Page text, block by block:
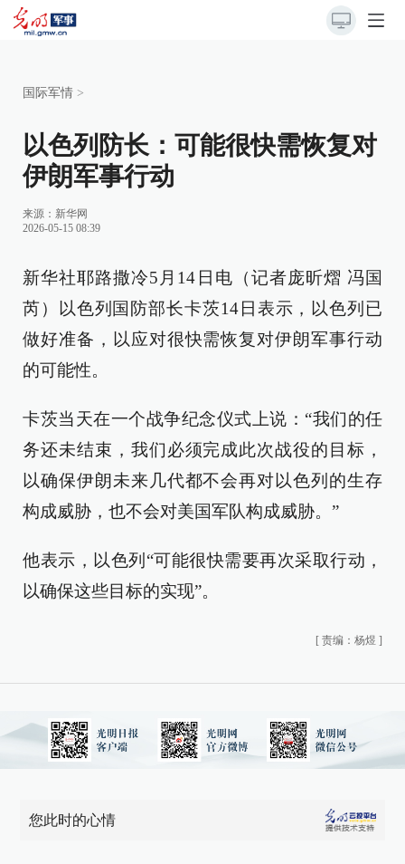
国际军情 >
以色列防长：可能很快需恢复对
伊朗军事行动
来源： 新华网
2026-05-15 08:39
新华社耶路撒冷5月14日电（记者庞昕熠 冯国
芮）以色列国防部长卡茨14日表示，以色列已
做好准备，以应对很快需恢复对伊朗军事行动
的可能性。
卡茨当天在一个战争纪念仪式上说：“我们的任
务还未结束，我们必须完成此次战役的目标，
以确保伊朗未来几代都不会再对以色列的生存
构成威胁，也不会对美国军队构成威胁。”
他表示，以色列“可能很快需要再次采取行动，
以确保这些目标的实现”。
[ 责编：杨煜 ]
您此时的心情